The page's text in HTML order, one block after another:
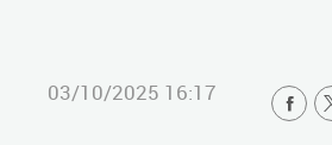
03/10/2025 16:17